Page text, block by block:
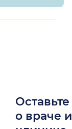
о враче